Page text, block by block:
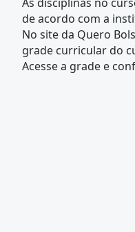
de acordo com a
No site da Quero
grade curriculardo
Acesse a grade e